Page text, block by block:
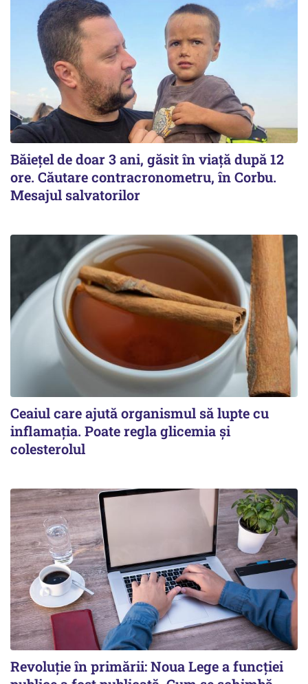
Băiețel de doar 3 ani, găsit în viață după 12
ore. Căutare contracronometru, în Corbu.
Mesajul salvatorilor
Ceaiul care ajută organismul să lupte cu
inflamația. Poate regla glicemia și
colesterolul
Revoluție în primării: Noua Lege a funcției